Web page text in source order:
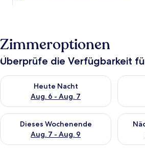
Zimmeroptionen
Überprüfe die Verfügbarkeit
Heute Nacht
Aug. 6 - Aug. 7
Überprüfe die Verfügbarkeit für heute
Dieses Wochenende
Aug. 7 - Aug. 9
Überprüfe die Verfügbarkeit für